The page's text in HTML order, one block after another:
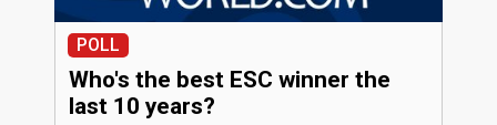
POLL
Who's the best ESC winner the
last 10 years?